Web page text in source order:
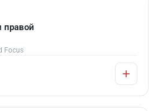
правой
Focus